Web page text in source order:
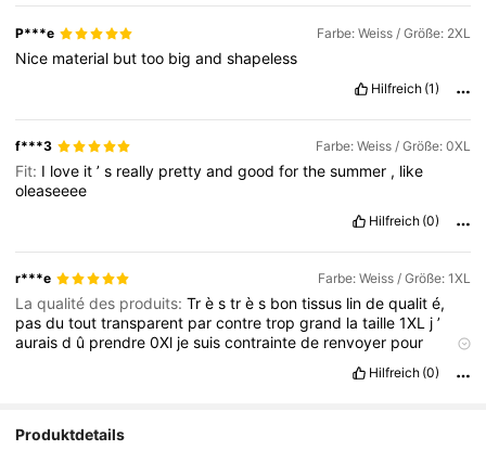
P***e Farbe: Weiss / Größe: 2XL
Nice material buttoo bigandshapeless
Hilfreich (1)
f***3 Farbe: Weiss / Größe: 0XL
Fit: I love it’s really prettyandgoodforthesummer , like
oleaseeee
Hilfreich (0)
r***e Farbe: Weiss / Größe: 1XL
La qualité des produits:Trèstrès bontissus lindequalité,
pasdutouttransparent parcontretropgrand lataille1XL j’
auraisd û prendre0Xl jesuiscontraintede renvoyer pour
Hilfreich (0)
Produktdetails